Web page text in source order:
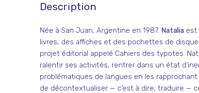
Description
Née à San Juan, Argentine en 1987. Natalia est
livres, des affiches et des pochettes de
projet éditorial appelé Cahiers des typotes.
ralentir ses activités, rentrer dans un état
problématiques de langues en les
de décontextualiser — c’est à dire, traduire —